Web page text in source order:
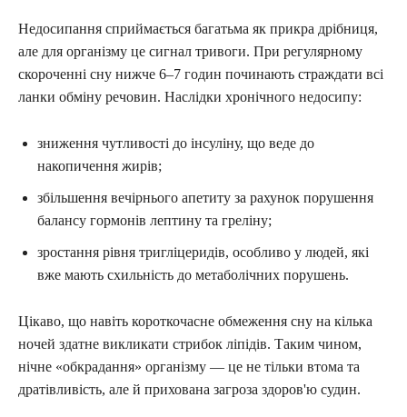
Недосипання сприймається багатьма як прикра дрібниця,
але для організму це сигнал тривоги. При регулярному
скороченні сну нижче 6–7 годин починають страждати всі
ланки обміну речовин. Наслідки хронічного недосипу:
зниження чутливості до інсуліну, що веде до
накопичення жирів;
збільшення вечірнього апетиту за рахунок порушення
балансу гормонів лептину та греліну;
зростання рівня тригліцеридів, особливо у людей, які
вже мають схильність до метаболічних порушень.
Цікаво, що навіть короткочасне обмеження сну на кілька
ночей здатне викликати стрибок ліпідів. Таким чином,
нічне «обкрадання» організму — це не тільки втома та
дратівливість, але й прихована загроза здоров'ю судин.